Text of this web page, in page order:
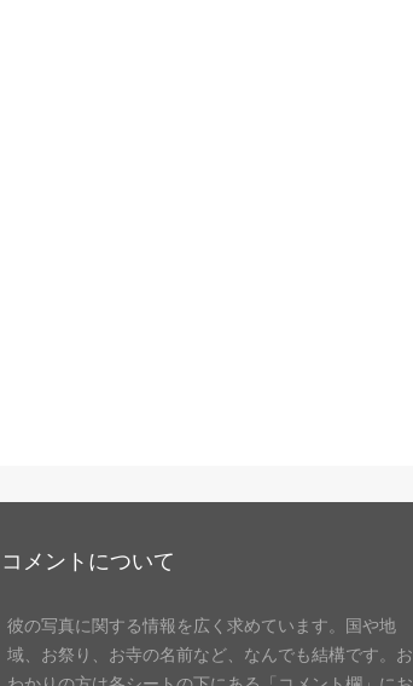
コメントについて
彼の写真に関する情報を広く求めています。国や地
域、 お祭り、お寺の名前など、なんでも結構です。 お